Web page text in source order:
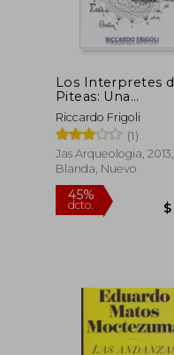
45%
Los Interpretes
Piteas: Una
Aproximacion
al Lenguaje, a la
Imagen y al
los Arqueologos
(Spanish Edition)
Riccardo Frigoli
(1)
Jas Arqueologia,
Blanda, Nuevo